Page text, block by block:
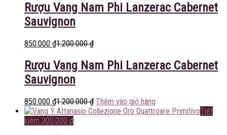
Rượu Vang Nam Phi Lanzerac Cabernet
Sauvignon
850.000 ₫1.200.000₫
Rượu Vang Nam Phi Lanzerac Cabernet
Sauvignon
850.000 ₫1.200.000₫ Thêm vào giỏ hàng
Tiết
kiệm 300.000 ₫